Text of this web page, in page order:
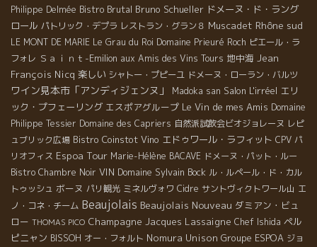
Philippe Delmée Bistro Brutal Bruno Schueller ドメーヌ・ド・ラング
ロール パトリック・デプラ レストラン・グラン８ Muscadet Rhône sud
LE MONT DE MARIE Le Grau du Roi Domaine Prieuré Roch ピエール・ラ
フォレ Ｓａｉｎｔ-Emilion aux Amis des Vins Tours 地中海 Jean
François Nicq 楽しい シャトー・プピーユ ドメーヌ・ローラン・バルツ
ワイン見本市「アンディジェンヌ」 Madoka san Salon L'irréel エリ
ック・プフェーリング エスポアグループ Le Vin de mes Amis Domaine
Philippe Tessier Domaine des Capriers 自然派試飲会ビオジョレーヌ レピ
ュブリック広場 Bistro Coinstot Vino エドゥワール・ラフィット CPV パ
リオフィス Espoa Tour Marie-Hélène BACAVE ドメーヌ・パット・ルー
Bistro Chambre Noir VIN Domaine Sylvain Bock ル・ルペール・ド・カル
トゥッシュ ボーヌ パリ観光 ミネルヴォワ Cidre サントヴィクトワール山 エ
ノ・コネ・チーム Beaujolais Beaujolais Nouveau ダミアン・ビュ
ロー THOMAS PICO Champagne Jacques Lassaigne Chef Ishida ペル
ピニャン BISSOH オー・フォルト Nomura Unison Groupe ESPOA ジョ